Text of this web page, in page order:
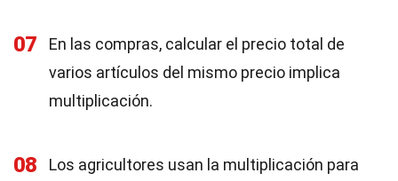
07
En las compras, calcular el precio total de
varios artículos del mismo precio implica
multiplicación.
08
Los agricultores usan la multiplicación para